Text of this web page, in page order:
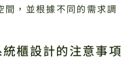
間，並根據不同的需求調
櫃設計的注意事項